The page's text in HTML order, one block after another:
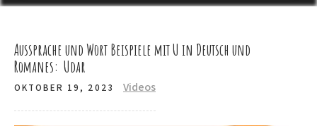
Aussprache und Wort Beispiele mit U in Deutsch und
Romanes: Udar
OKTOBER 19, 2023 Videos